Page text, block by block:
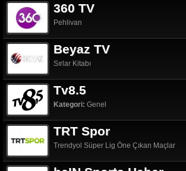
360 TV
Pehlivan
Beyaz TV
Sırlar Kitabı
Tv8.5
Kategori: Genel
TRT Spor
Trendyol Süper Lig Öne Çıkan Maçlar